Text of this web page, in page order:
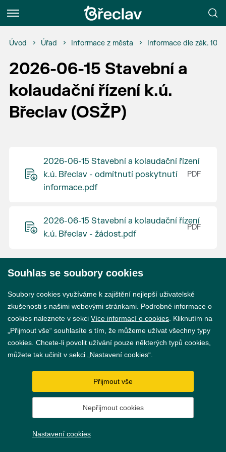
Menu
Úvod Úřad Informace z města Informace dle zák.
2026-06-15 Stavební a
kolaudační řízení k.ú.
Břeclav (OSŽP)
2026-06-15 Stavební a kolaudační řízení
k.ú. Břeclav - odmítnutí poskytnutí
informace.pdf
2026-06-15 Stavební a kolaudační řízení
k.ú. Břeclav - žádost.pdf
© 2026 Město Břeclav
Prohlášení o přístupnosti
Nastavení cookies
VytvořilwebProgress
Souhlas se soubory cookies
Soubory cookies využíváme k zajištění nejlepší uživatelské
zkušenosti s našimi webovými stránkami. Podrobné informace o
cookies naleznete v sekci Více informací o cookies . Kliknutím na
„Přijmout vše“ souhlasíte s tím, že můžeme užívat všechny typy
cookies. Chcete-li povolit užívání pouze některých typů cookies,
můžete tak učinit v sekci „Nastavení cookies“.
Přijmout vše
Nepřijmout cookies
Nastavení cookies